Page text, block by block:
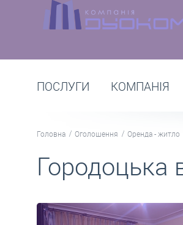
ПОСЛУГИ КОМПАНІЯ
Головна Оголошення Оренда - житло
Городоцька